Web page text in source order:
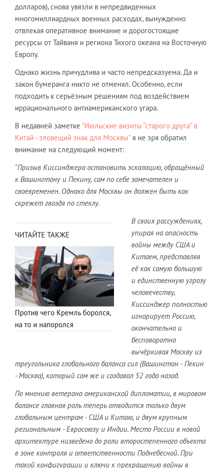
долларов), снова увязли в непредвиденных
многомиллиардных военных расходах, вынужденно
отвлекая оперативное внимание и дорогостоящие
ресурсы от Тайваня и региона Тихого океана на Восточную
Европу.
Однако жизнь причудлива и часто непредсказуема. Да и
закон бумеранга никто не отменял. Особенно, если
подходить к серьёзным решениям под воздействием
иррационального антиамериканского угара.
В недавней заметке "Июльские визиты “старого друга” в
Китай - зловещий знак для Москвы"я не зря обратил
внимание на следующий момент:
"Призыв Киссинджера остановить эскалацию, обращённый
к Вашингтону и Пекину, сам по себе замечателен и
своевременен. Однако для Москвы он должен быть как
скрежет гвоздя по стеклу.
ЧИТАЙТЕ ТАКЖЕ
Против чего Кремль боролся,
на то и напоролся
В своих рассуждениях,
упирая на опасность
войны между США и
Китаем, представляя
её как самую большую
и единственную угрозу
человечеству,
Киссинджер полностью
игнорирует Россию,
окончательно и
бесповоротно
вычёркивая Москву из
треугольника глобального баланса сил (Вашингтон - Пекин
- Москва), который сам же и создавал 52 года назад.
По мнению ветерана американской дипломатии, в мировом
балансе главная роль теперь отводится только двум
глобальным центрам - США и Китаю, и двум крупным
региональным - Евросоюзу и Индии. Место России в новой
архитектуре низведено до роли второстепенного объекта
в зоне контроля и ответственности Поднебесной. При
такой конфигурации и ключи к прекращению войны в